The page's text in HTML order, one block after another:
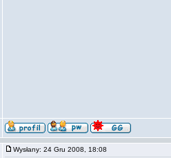
Wysłany: 24 Gru 2008, 18:08